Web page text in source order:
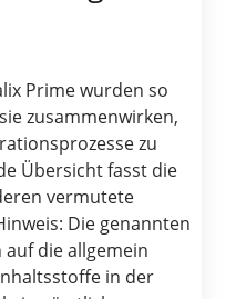
Prime wurden so
zusammenwirken,
zu
Übersicht fasst die
vermutete
Die genannten
die allgemein
in der